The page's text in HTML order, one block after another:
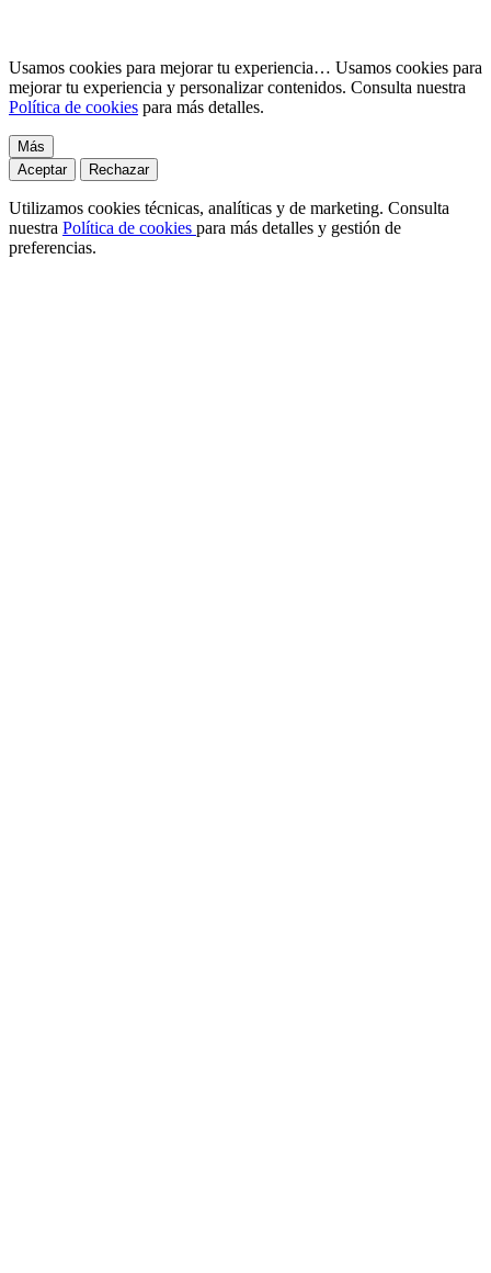
Usamos cookies para mejorar tu experiencia… Usamos cookies para
mejorar tu experiencia y personalizar contenidos. Consulta nuestra
Política de cookies para más detalles.
Más
Aceptar
Rechazar
Utilizamos cookies técnicas, analíticas y de marketing. Consulta
nuestra Política de cookies para más detalles y gestión de
preferencias.